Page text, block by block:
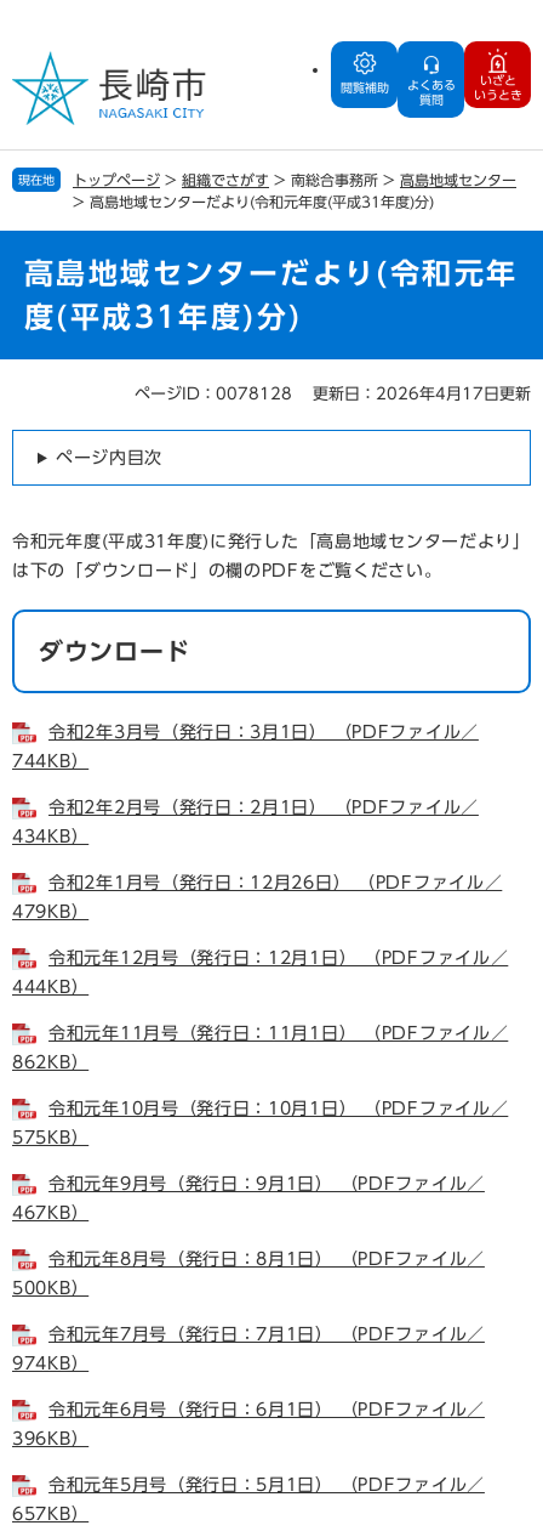
の
で
す
ー
ば
し
閲覧補助
よくある
質問
いざと
いうとき
現在地 トップページ > 組織でさがす > 南総合事務所 > 高島地域センター
> 高島地域センターだより(令和元年度(平成31年度)分)
高島地域センターだより(令和元年
度(平成31年度)分)
ページID：0078128 更新日：2026年4月17日更新
ページ内目次
令和元年度(平成31年度)に発行した「高島地域センターだより」
は下の「ダウンロード」の欄のPDFをご覧ください。
ダウンロード
令和2年3月号（発行日：3月1日） （PDFファイル／
744KB）
令和2年2月号（発行日：2月1日） （PDFファイル／
434KB）
令和2年1月号（発行日：12月26日） （PDFファイル／
479KB）
令和元年12月号（発行日：12月1日） （PDFファイル／
444KB）
令和元年11月号（発行日：11月1日） （PDFファイル／
862KB）
令和元年10月号（発行日：10月1日） （PDFファイル／
575KB）
令和元年9月号（発行日：9月1日） （PDFファイル／
467KB）
令和元年8月号（発行日：8月1日） （PDFファイル／
500KB）
令和元年7月号（発行日：7月1日） （PDFファイル／
974KB）
令和元年6月号（発行日：6月1日） （PDFファイル／
396KB）
令和元年5月号（発行日：5月1日） （PDFファイル／
657KB）